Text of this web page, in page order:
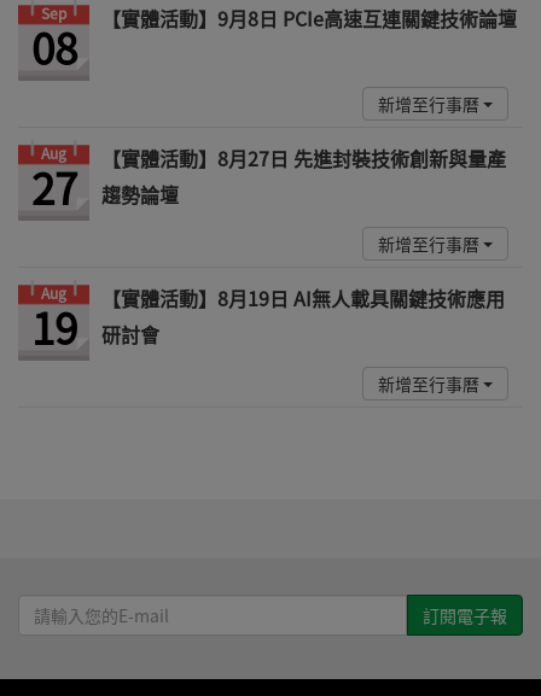
Sep
08 【實體活動】9月8日 PCIe高速互連關鍵技術論壇
新增至行事曆
Aug
27
【實體活動】8月27日 先進封裝技術創新與量產
趨勢論壇
新增至行事曆
Aug
19
【實體活動】8月19日 AI無人載具關鍵技術應用
研討會
新增至行事曆
請
輸